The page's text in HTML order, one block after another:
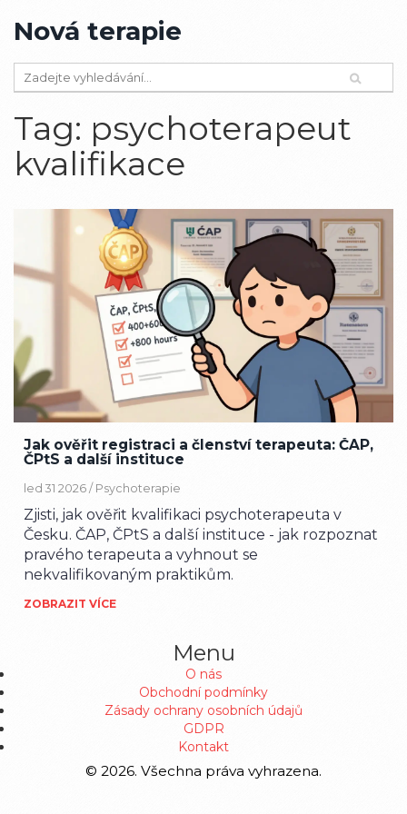
Nová terapie
Tag: psychoterapeut
kvalifikace
Jak ověřit registraci a členství terapeuta: ČAP,
ČPtS a další instituce
led 31 2026 / Psychoterapie
Zjisti, jak ověřit kvalifikaci psychoterapeuta v
Česku. ČAP, ČPtS a další instituce - jak rozpoznat
pravého terapeuta a vyhnout se
nekvalifikovaným praktikům.
ZOBRAZIT VÍCE
Menu
O nás
Obchodní podmínky
Zásady ochrany osobních údajů
GDPR
Kontakt
© 2026. Všechna práva vyhrazena.